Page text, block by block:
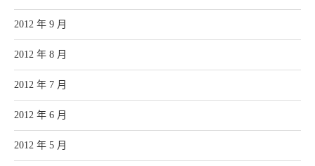
2012 年 9 月
2012 年 8 月
2012 年 7 月
2012 年 6 月
2012 年 5 月